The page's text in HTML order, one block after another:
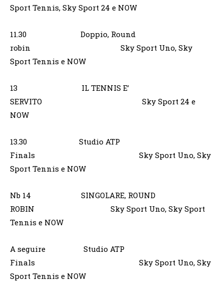
Sport Tennis, Sky Sport 24 e NOW
11.30 Doppio, Round
robin Sky Sport Uno, Sky
Sport Tennis e NOW
13 IL TENNIS E’
SERVITO Sky Sport 24 e
NOW
13.30 Studio ATP
Finals Sky Sport Uno, Sky
Sport Tennis e NOW
Nb 14 SINGOLARE, ROUND
ROBIN Sky Sport Uno, Sky Sport
Tennis e NOW
A seguire Studio ATP
Finals Sky Sport Uno, Sky
Sport Tennis e NOW